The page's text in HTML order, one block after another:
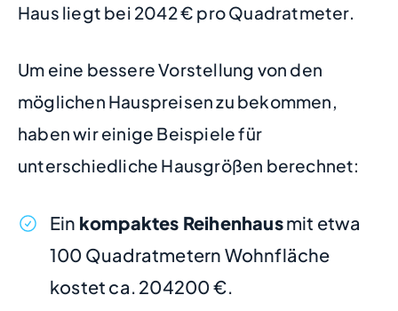
Haus liegt bei 2042 € pro Quadratmeter.
Um eine bessere Vorstellung von den
möglichen Hauspreisen zu bekommen,
haben wir einige Beispiele für
unterschiedliche Hausgrößen berechnet:
Ein kompaktes Reihenhausmit etwa
100 Quadratmetern Wohnfläche
kostet ca. 204200 €.